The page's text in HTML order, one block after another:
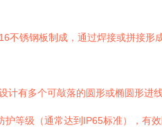
不锈钢板制成，通过焊接或拼接
计有多个可敲落的圆形或椭圆形
等级（通常达到IP65标准），有效